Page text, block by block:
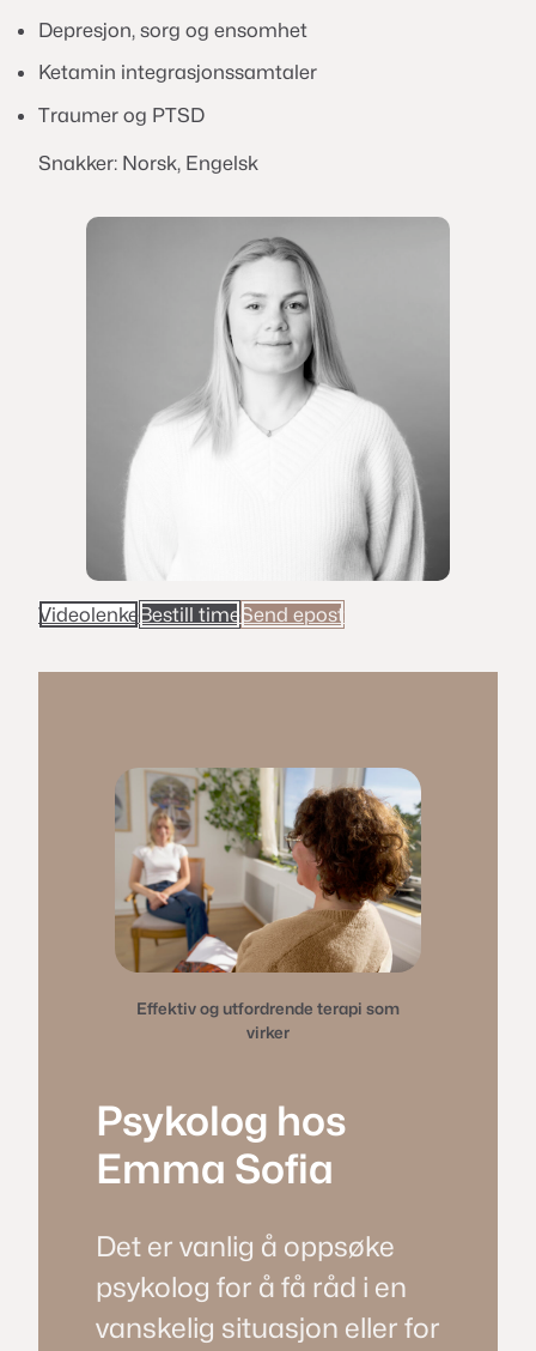
Depresjon, sorg og ensomhet
Ketamin integrasjonssamtaler
Traumer og PTSD
Snakker: Norsk, Engelsk
VideolenkeBestill timeSend epost
Psykolog hos
Emma Sofia
Det er vanlig å oppsøke
psykolog for å få råd i en
vanskelig situasjon eller for
Effektiv og utfordrende terapi som
virker